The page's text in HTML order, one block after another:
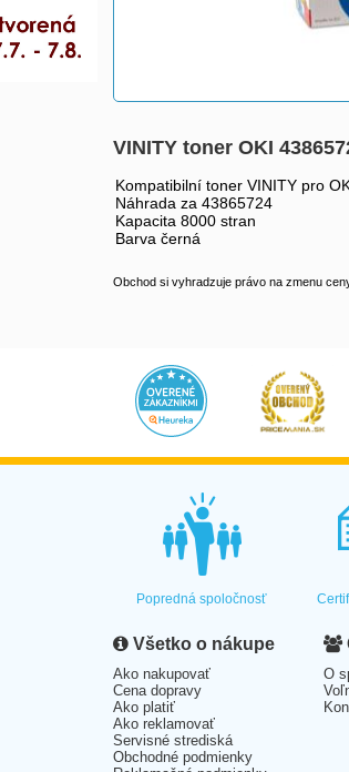
VINITY toner OKI
Kompatibilní toner VINITY pro
Náhrada za 43865724
Kapacita 8000 stran
Barva černá
Obchod si vyhradzuje právo na zmenu
Popredná spoločnosť
Všetko o nákupe
Ako nakupovať
Cena dopravy
Ako platiť
Ako reklamovať
Servisné strediská
Obchodné podmienky
O